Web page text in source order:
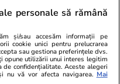
să
personale să rămână
și/sau accesăm informații pe
cookie unici pentru prelucrarea
sau gestiona preferințele dvs.
opune utilizării unui interes legitim
confidențialitate. Aceste alegeri
nu vă vor afecta navigarea. Mai